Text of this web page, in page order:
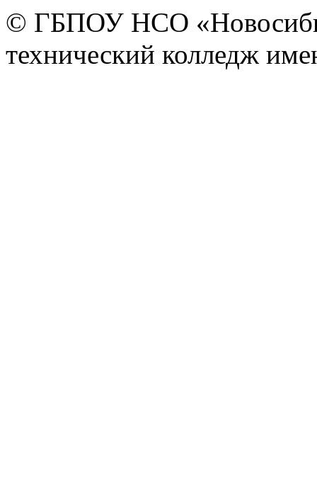
© ГБПОУ НСО
технический колледж